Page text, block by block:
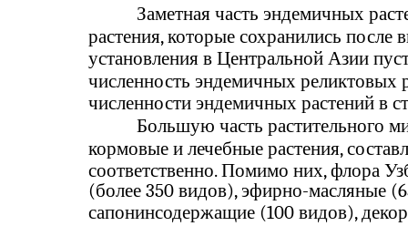
Заметная часть эндемичных
растения, которые сохранились после
установления в Центральной Азии
численность эндемичных реликтовых
численности эндемичных растений в
Большую часть растительного
кормовые и лечебные растения,
соответственно. Помимо них, флора
(более 350 видов), эфирно-масляные
сапонинсодержащие (100 видов),